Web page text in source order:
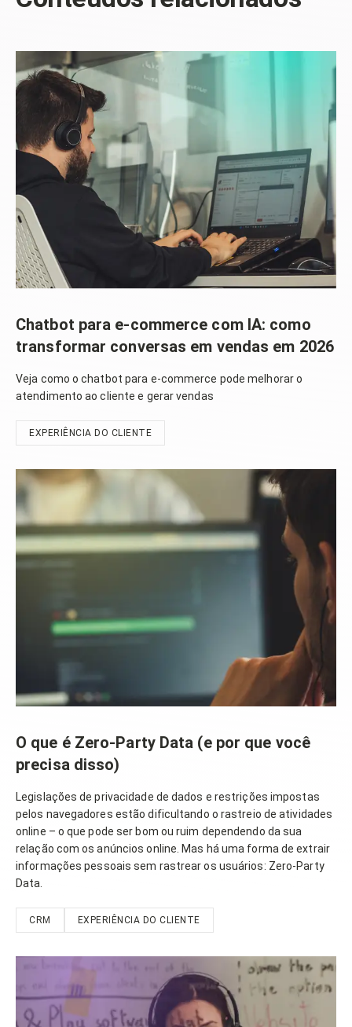
Chatbot para e-commerce com IA: como
transformar conversas em vendas em 2026
Veja como o chatbot para e-commerce pode melhorar o
atendimento ao cliente e gerar vendas
EXPERIÊNCIA DO CLIENTE
O que é Zero-Party Data (e por que você
precisa disso)
Legislações de privacidade de dados e restrições impostas
pelos navegadores estão dificultando o rastreio de atividades
online – o que pode ser bom ou ruim dependendo da sua
relação com os anúncios online. Mas há uma forma de extrair
informações pessoais sem rastrear os usuários: Zero-Party
Data.
CRM EXPERIÊNCIA DO CLIENTE